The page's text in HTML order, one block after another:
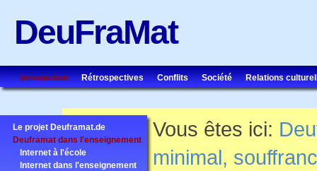
DeuFraMat
Introduction Rétrospectives Conflits Société Relations
Le projet Deuframat.de
Deuframat dans l'enseignement
Internet à l'école
Internet dans l'enseignement
Vous êtes ici:
minimal,